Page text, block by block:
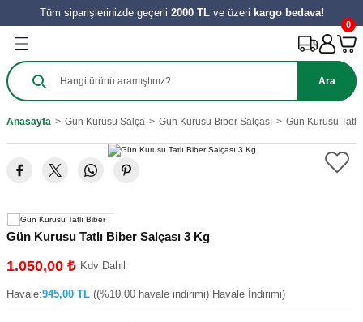
Tüm siparişlerinizde geçerli 2000 TLve üzeri kargo bedava!
Geri Dön
Geri Dön
Salçası
Salçası
Geri Dön
Geri Dön
Turşu Çeşitleri
Geri Dön
ve Nar Ekşi
Geri Dön
Tatlıları
Geri Dön
Ürünleri
İşleri
Ara
0
Anasayfa Gün Kurusu Salça Gün Kurusu Biber Salçası Gün Kurusu
Gün Kurusu Tatlı Biber Salçası 3 Kg
1.050,00 ₺ Kdv Dahil
Havale:945,00 TL ((%10,00 havale indirimi) Havale İndirimi)